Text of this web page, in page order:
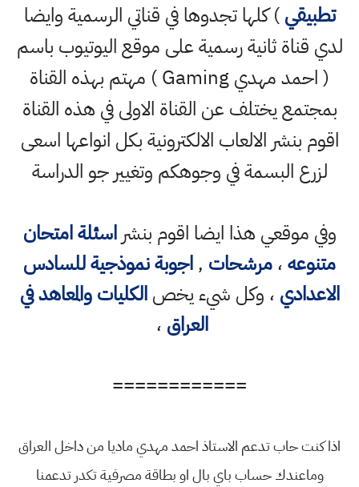
تطبيقي) كلها تجدوها في قناتي الرسمية وايضا
لدي قناة ثانية رسمية على موقع اليوتيوب باسم
( احمد مهدي Gaming ) مهتم بهذه القناة
بمجتمع يختلف عن القناة الاولى في هذه القناة
اقوم بنشر الالعاب الالكترونية بكل انواعها اسعى
لزرع البسمة في وجوهكم وتغيير جو الدراسة
وفي موقعي هذا ايضا اقوم بنشراسئلة امتحان
متنوعه،مرشحات ,اجوبة نموذجية للسادس
الاعدادي ، وكل شيء يخصالكليات والمعاهد في
العراق ،
============
اذا كنت حاب تدعم الاستاذ احمد مهدي ماديا من داخل العراق
وماعندك حساب باي بال او بطاقة مصرفية تكدر تدعمنا